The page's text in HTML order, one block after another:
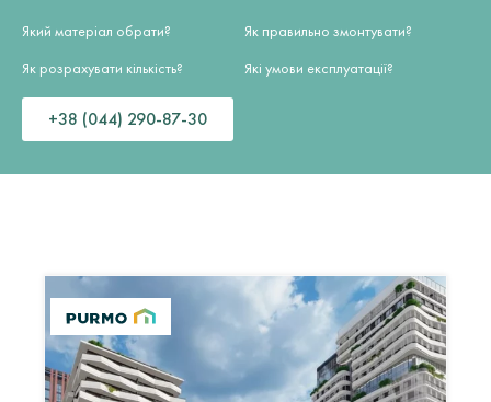
Який матеріал обрати?
Як розрахувати кількість?
Як правильно змонтувати?
Які умови експлуатації?
+38 (044) 290-87-30